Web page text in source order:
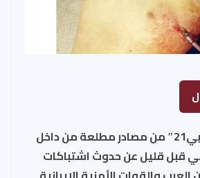
علمت صحيفة “عربي21″ من مصادر مطلعة من داخل
قبل قليل عن حدوث اشتباكات